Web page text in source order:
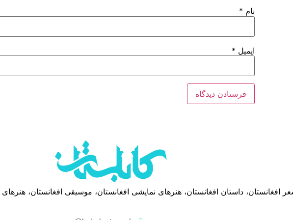
نام *
ایمیل *
افغانستان، داستان افغانستان، هنرهای نمایشی افغانستان، موسیقی افغانستان،